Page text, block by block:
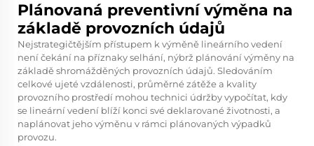
Plánovaná preventivní výměna na
základě provozních údajů
Nejstrategičtějším přístupem k výměně lineárního vedení
není čekání na příznaky selhání, nýbrž plánování výměny na
základě shromážděných provozních údajů. Sledováním
celkové ujeté vzdálenosti, průměrné zátěže a kvality
provozního prostředí mohou technici údržby vypočítat, kdy
se lineární vedení blíží konci své deklarované životnosti, a
naplánovat jeho výměnu v rámci plánovaných výpadků
provozu.